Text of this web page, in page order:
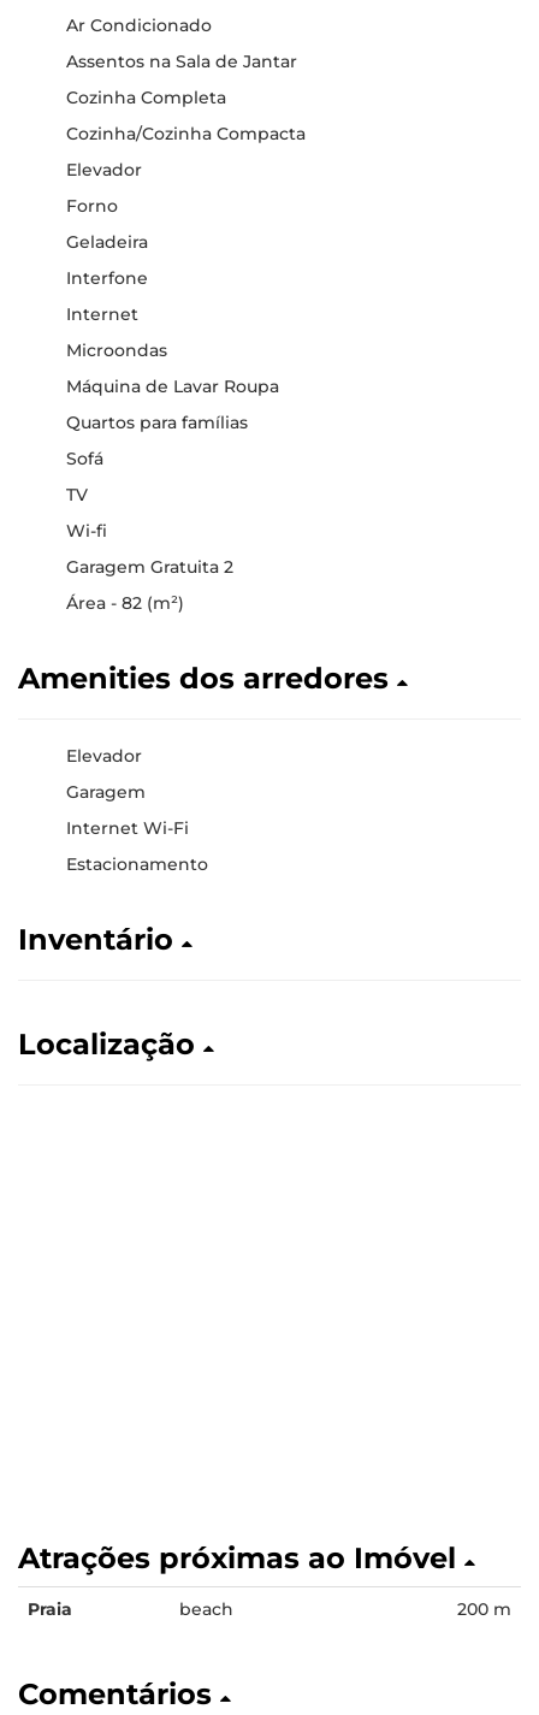
Ar Condicionado
Assentos na Sala de Jantar
Cozinha Completa
Cozinha/Cozinha Compacta
Elevador
Forno
Geladeira
Interfone
Internet
Microondas
Máquina de Lavar Roupa
Quartos para famílias
Sofá
TV
Wi-fi
Garagem Gratuita 2
Área - 82 (m²)
Amenities dos arredores
Elevador
Garagem
Internet Wi-Fi
Estacionamento
Inventário
Localização
Atrações próximas ao Imóvel
Praia beach 200 m
Comentários